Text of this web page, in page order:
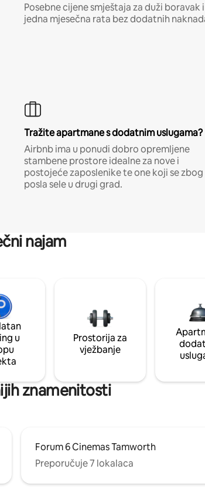
Posebne cijene smještaja za duži boravak i
jedna mjesečna rata bez dodatnih
Tražite apartmane s dodatnim uslugama?
Airbnb ima u ponudi dobro opremljene
stambene prostore idealne za nove i
postojeće zaposlenike te one koji se zbog
posla sele u drugi grad.
najam
u
Prostorija za
vježbanje
znamenitosti
Forum 6 Cinemas Tamworth
Preporučuje 7 lokalaca